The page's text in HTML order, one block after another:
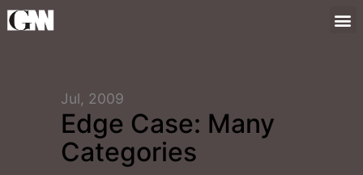
Jul, 2009
Edge Case: Many
Categories